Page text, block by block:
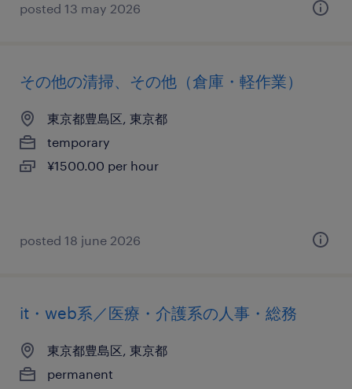
posted 13 may 2026
その他の清掃、その他（倉庫・軽作業）
東京都豊島区, 東京都
temporary
¥1500.00 per hour
posted 18 june 2026
it・web系／医療・介護系の人事・総務
東京都豊島区, 東京都
permanent